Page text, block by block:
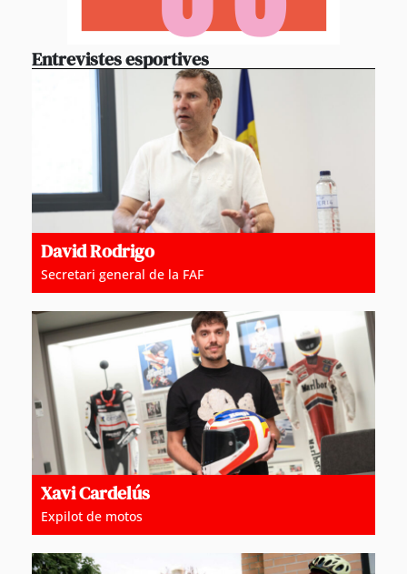
Entrevistes esportives
David Rodrigo
Secretari general de la FAF
Xavi Cardelús
Expilot de motos